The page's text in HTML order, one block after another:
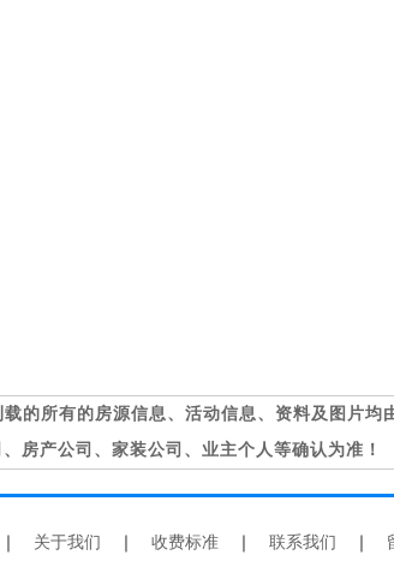
的所有的房源信息、活动信息、资料及图片均
房产公司、家装公司、业主个人等确认为准！
关于我们 收费标准 联系我们